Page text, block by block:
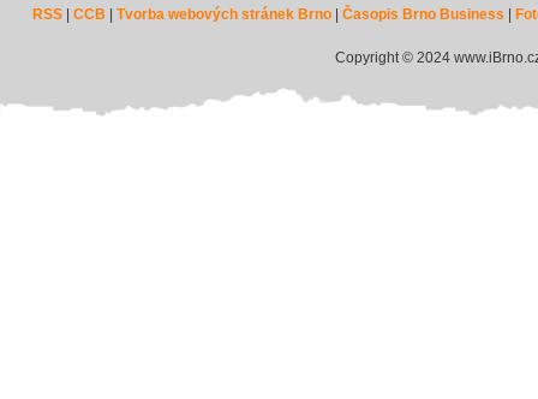
RSS |CCB |Tvorba webových stránek Brno |Časopis Brno Business
Copyright © 2024